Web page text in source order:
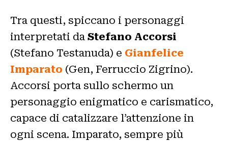
Tra questi, spiccano i personaggi
interpretati da Stefano Accorsi
(Stefano Testanuda) e Gianfelice
Imparato (Gen, Ferruccio Zigrino).
Accorsi porta sullo schermo un
personaggio enigmatico e carismatico,
capace di catalizzare l’attenzione in
ogni scena. Imparato, sempre più